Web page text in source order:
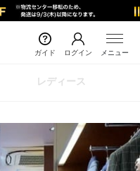
ガイド ログイン メニュー
レディース